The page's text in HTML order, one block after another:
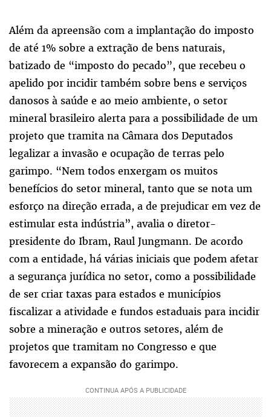
Além da apreensão com a implantação do imposto
de até 1% sobre a extração de bens naturais,
batizado de “imposto do pecado”, que recebeu o
apelido por incidir também sobre bens e serviços
danosos à saúde e ao meio ambiente, o setor
mineral brasileiro alerta para a possibilidade de um
projeto que tramita na Câmara dos Deputados
legalizar a invasão e ocupação de terras pelo
garimpo. “Nem todos enxergam os muitos
benefícios do setor mineral, tanto que se nota um
esforço na direção errada, a de prejudicar em vez de
estimular esta indústria”, avalia o diretor-
presidente do Ibram, Raul Jungmann. De acordo
com a entidade, há várias iniciais que podem afetar
a segurança jurídica no setor, como a possibilidade
de ser criar taxas para estados e municípios
fiscalizar a atividade e fundos estaduais para incidir
sobre a mineração e outros setores, além de
projetos que tramitam no Congresso e que
favorecem a expansão do garimpo.